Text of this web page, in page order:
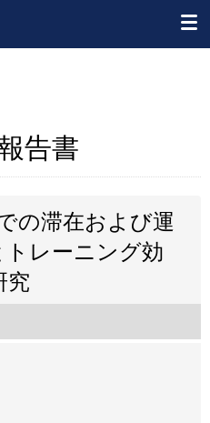
告書
の滞在および運
レーニング効
究